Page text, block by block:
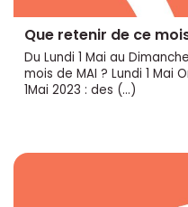
Que retenir de ce
Du Lundi 1 Mai au
mois de MAI ? Lundi 1 Mai
1Mai 2023 : des (…)